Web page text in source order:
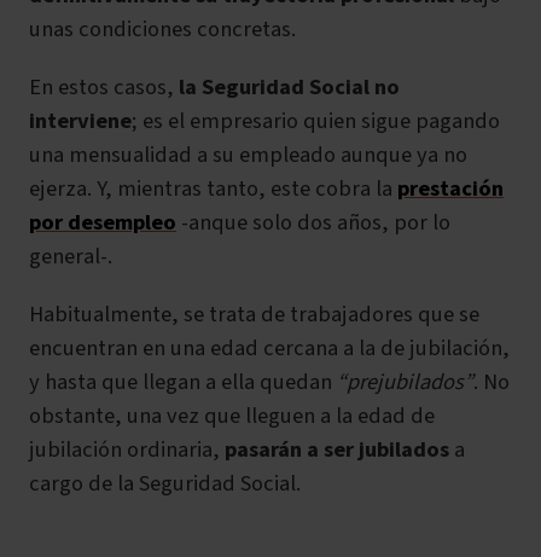
unas condiciones concretas.
En estos casos, la Seguridad Social no
interviene; es el empresario quien sigue pagando
una mensualidad a su empleado aunque ya no
ejerza. Y, mientras tanto, este cobra la prestación
por desempleo -anque solo dos años, por lo
general-.
Habitualmente, se trata de trabajadores que se
encuentran en una edad cercana a la de jubilación,
y hasta que llegan a ella quedan “prejubilados”. No
obstante, una vez que lleguen a la edad de
jubilación ordinaria, pasarán a ser jubiladosa
cargo de la Seguridad Social.